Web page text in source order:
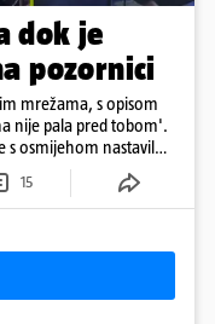
dok je
pozornici
mrežama, s opisom
nije pala pred tobom'.
s osmijehom nastavila
15